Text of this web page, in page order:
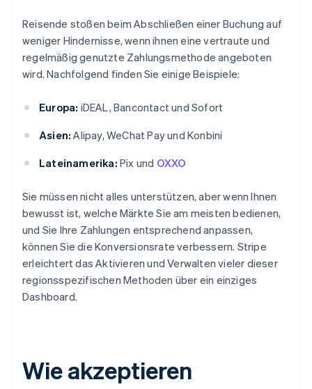
Reisende stoßen beim Abschließen einer Buchung auf
weniger Hindernisse, wenn ihnen eine vertraute und
regelmäßig genutzte Zahlungsmethode angeboten
wird. Nachfolgend finden Sie einige Beispiele:
Europa: iDEAL, Bancontact und Sofort
Asien: Alipay, WeChat Pay und Konbini
Lateinamerika: Pix und OXXO
Sie müssen nicht alles unterstützen, aber wenn Ihnen
bewusst ist, welche Märkte Sie am meisten bedienen,
und Sie Ihre Zahlungen entsprechend anpassen,
können Sie die Konversionsrate verbessern. Stripe
erleichtert das Aktivieren und Verwalten vieler dieser
regionsspezifischen Methoden über ein einziges
Dashboard.
Wie akzeptieren